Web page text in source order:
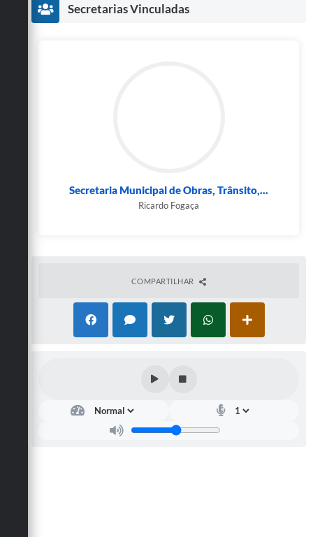
Secretarias Vinculadas
Secretaria Municipal de Obras, Trânsito,...
Ricardo Fogaça
COMPARTILHAR